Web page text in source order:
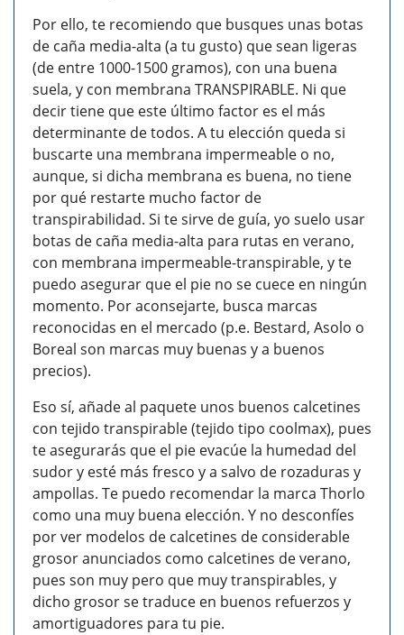
Por ello, te recomiendo que busques unas botas
de caña media-alta (a tu gusto) que sean ligeras
(de entre 1000-1500 gramos), con una buena
suela, y con membrana TRANSPIRABLE. Ni que
decir tiene que este último factor es el más
determinante de todos. A tu elección queda si
buscarte una membrana impermeable o no,
aunque, si dicha membrana es buena, no tiene
por qué restarte mucho factor de
transpirabilidad. Si te sirve de guía, yo suelo usar
botas de caña media-alta para rutas en verano,
con membrana impermeable-transpirable, y te
puedo asegurar que el pie no se cuece en ningún
momento. Por aconsejarte, busca marcas
reconocidas en el mercado (p.e. Bestard, Asolo o
Boreal son marcas muy buenas y a buenos
precios).
Eso sí, añade al paquete unos buenos calcetines
con tejido transpirable (tejido tipo coolmax), pues
te asegurarás que el pie evacúe la humedad del
sudor y esté más fresco y a salvo de rozaduras y
ampollas. Te puedo recomendar la marca Thorlo
como una muy buena elección. Y no desconfíes
por ver modelos de calcetines de considerable
grosor anunciados como calcetines de verano,
pues son muy pero que muy transpirables, y
dicho grosor se traduce en buenos refuerzos y
amortiguadores para tu pie.